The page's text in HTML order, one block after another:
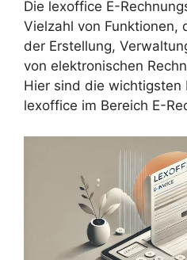
Die lexoffice E-
Vielzahl von Funktionen,
der Erstellung,
von elektronischen
Hier sind die wichtigsten
lexoffice im Bereich E-